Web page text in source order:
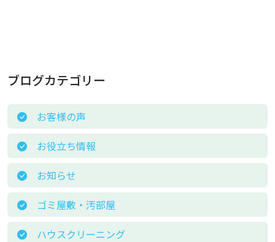
ブログカテゴリー
お客様の声
お役立ち情報
お知らせ
ゴミ屋敷・汚部屋
ハウスクリーニング